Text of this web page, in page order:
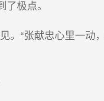
极点。
“张献忠心里一动